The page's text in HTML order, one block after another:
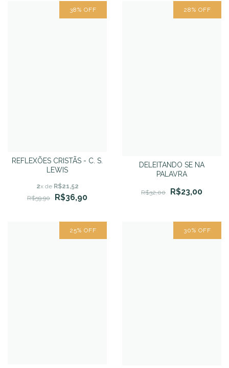
38% OFF
REFLEXÕES CRISTÃS - C. S.
LEWIS
2x de R$21,52
R$59,90
R$36,90
28% OFF
DELEITANDO SE NA
PALAVRA
R$32,00 R$23,00
25% OFF 30% OFF